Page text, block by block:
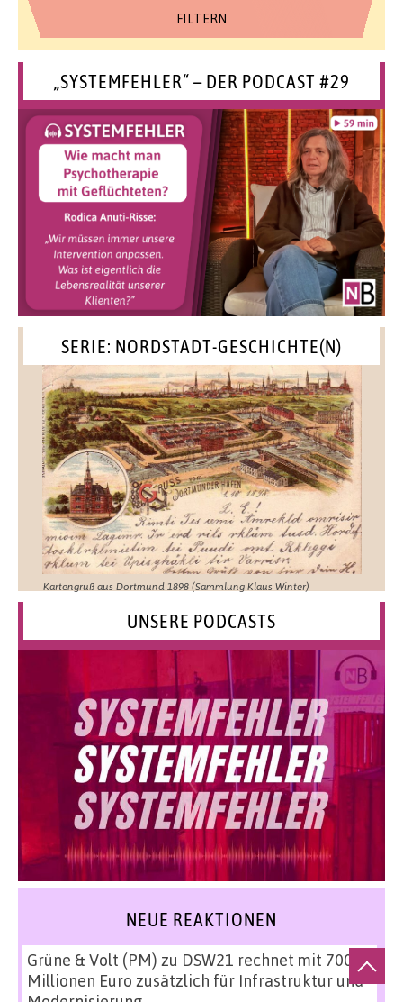
„SYSTEMFEHLER“ – DER PODCAST #29
SERIE: NORDSTADT-GESCHICHTE(N)
Kartengruß aus Dortmund 1898 (Sammlung Klaus Winter)
UNSERE PODCASTS
NEUE REAKTIONEN
Grüne & Volt (PM) zu DSW21 rechnet mit 700
Millionen Euro zusätzlich für Infrastruktur und